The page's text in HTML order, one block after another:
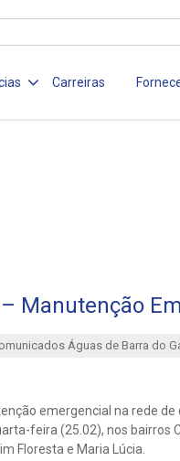
Carreiras
Manutenção
Águas de Barra do
emergencial na rede
feira (25.02), nos bairros
Floresta e Maria Lúcia.